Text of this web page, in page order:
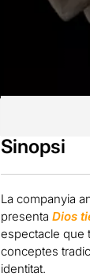
Sinopsi
La companyia
presentaDios
espectacle que
conceptes
identitat.